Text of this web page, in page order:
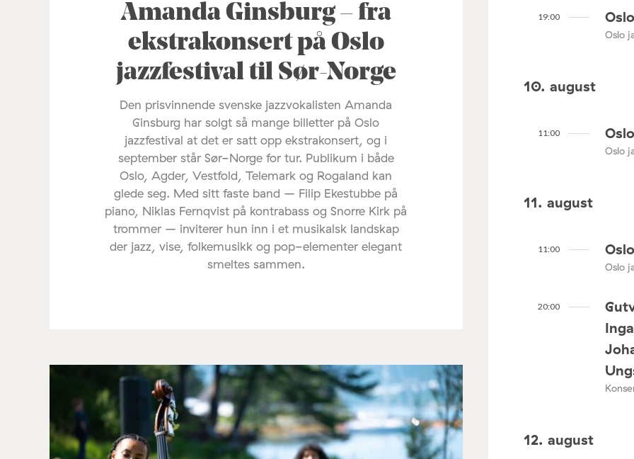
Amanda Ginsburg – fra
ekstrakonsert på Oslo
jazzfestival til Sør-Norge
Den prisvinnende svenske jazzvokalisten Amanda
Ginsburg har solgt så mange billetter på Oslo
jazzfestival at det er satt opp ekstrakonsert, og i
september står Sør-Norge for tur. Publikum i både
Oslo, Agder, Vestfold, Telemark og Rogaland kan
glede seg. Med sitt faste band – Filip Ekestubbe på
piano, Niklas Fernqvist på kontrabass og Snorre Kirk på
trommer – inviterer hun inn i et musikalsk landskap
der jazz, vise, folkemusikk og pop-elementer elegant
smeltes sammen.
19:00
Oslo
10. august
11:00
Oslo
11. august
11:00
Oslo
20:00
12. august